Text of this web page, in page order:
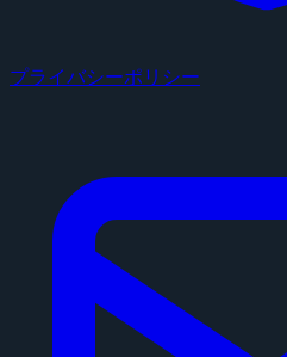
プライバシーポリシー